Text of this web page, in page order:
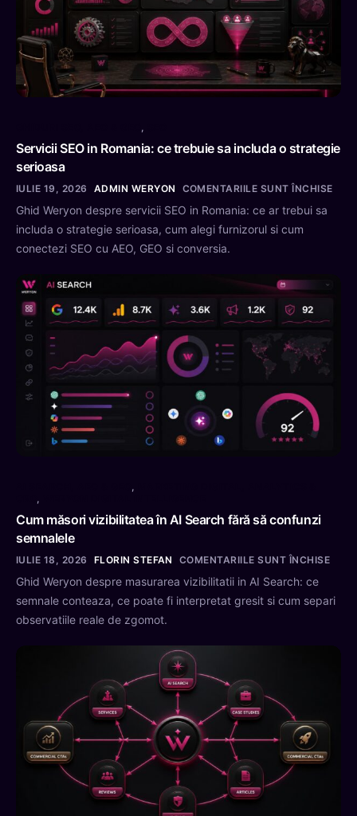
Servicii SEO in Romania: ce trebuie sa includa o strategie
serioasa
IULIE 19, 2026 ADMIN WERYON COMENTARIILE SUNT ÎNCHISE
Ghid Weryon despre servicii SEO in Romania: ce ar trebui sa
includa o strategie serioasa, cum alegi furnizorul si cum
conectezi SEO cu AEO, GEO si conversia.
Cum măsori vizibilitatea în AI Search fără să confunzi
semnalele
IULIE 18, 2026 FLORIN STEFAN COMENTARIILE SUNT ÎNCHISE
Ghid Weryon despre masurarea vizibilitatii in AI Search: ce
semnale conteaza, ce poate fi interpretat gresit si cum separi
observatiile reale de zgomot.